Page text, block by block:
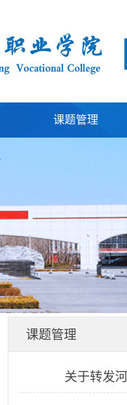
课题管理
课题管理
关于转发